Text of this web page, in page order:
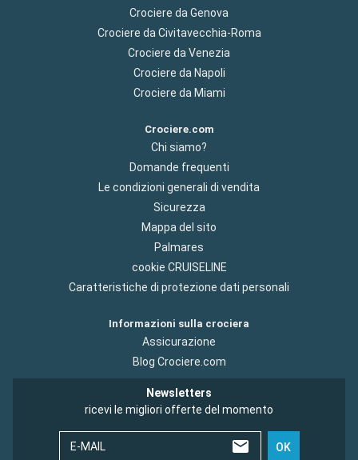
Crociere da Genova
Crociere da Civitavecchia-Roma
Crociere da Venezia
Crociere da Napoli
Crociere da Miami
Crociere.com
Chi siamo?
Domande frequenti
Le condizioni generali di vendita
Sicurezza
Mappa del sito
Palmares
cookie CRUISELINE
Caratteristiche di protezione dati personali
Informazioni sulla crociera
Assicurazione
Blog Crociere.com
Newsletters
ricevi le migliori offerte del momento
E-MAIL OK